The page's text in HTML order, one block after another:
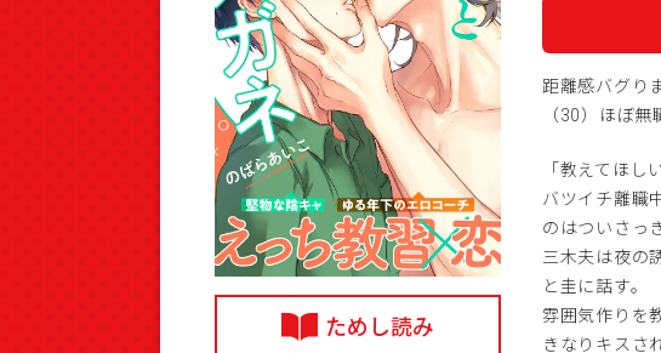
ためし読み
距離感バグり
（30）ほぼ
「教えてほし
バツイチ離職
のはついさっ
三木夫は夜の
と圭に話す。
雰囲気作りを
きなりキスさ